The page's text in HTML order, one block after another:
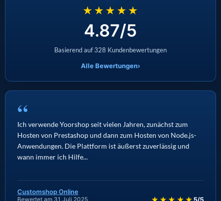
★★★★★
4.87/5
Basierend auf 328 Kundenbewertungen
Alle Bewertungen›
“
Ich verwende Yoorshop seit vielen Jahren, zunächst zum
Hosten von Prestashop und dann zum Hosten von Node.js-
Anwendungen. Die Plattform ist äußerst zuverlässig und
wann immer ich Hilfe...
Customshop Online
Bewertet am 31 Juli 2025 5/5